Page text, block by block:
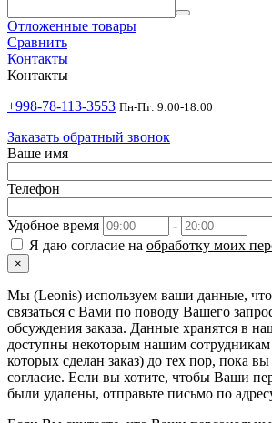
Отложенные товары
Сравнить
Контакты
Контакты
+998-78-113-3553 Пн-Пт: 9:00-18:00
Заказать обратный звонок
Ваше имя
Телефон
Удобное время
-
Я даю согласие на обработку моих
×
Мы (Leonis) используем ваши данные,
связаться с Вами по поводу Вашего
обсуждения заказа. Данные хранятся в
доступны некоторым нашим
которых сделан заказ) до тех пор, пока вы
согласие. Если вы хотите, чтобы Ваши
были удалены, отправьте письмо по